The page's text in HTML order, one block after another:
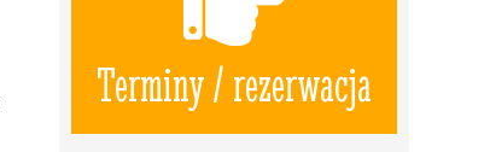
Terminy / rezerwacja